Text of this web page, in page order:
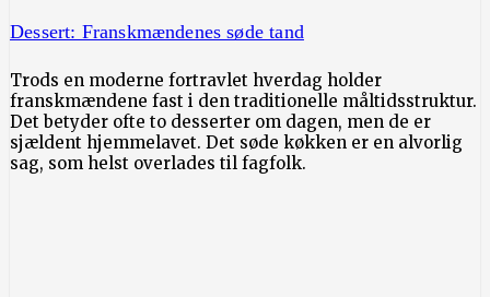
Dessert: Franskmændenes søde tand
Trods en moderne fortravlet hverdag holder
franskmændene fast i den traditionelle måltidsstruktur.
Det betyder ofte to desserter om dagen, men de er
sjældent hjemmelavet. Det søde køkken er en alvorlig
sag, som helst overlades til fagfolk.